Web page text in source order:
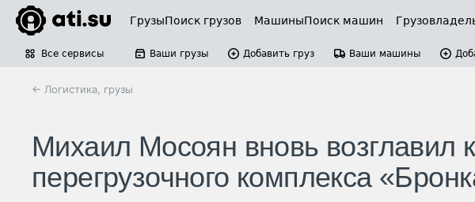
ГрузыПоиск грузов МашиныПоиск машин
Все сервисы Ваши грузы Добавить груз Ваши машины
← Логистика, грузы
Михаил Мосоян вновь возглавил
перегрузочного комплекса